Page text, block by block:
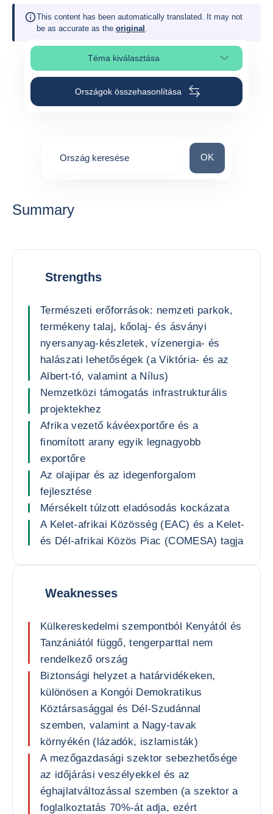
This content has been automatically translated. It may not
be as accurate as the original .
Téma kiválasztásaOldalszakasz kiválasztása
Országok összehasonlítása
Ország keresése Ország keresése
OK
Summary
Strengths
Természeti erőforrások: nemzeti parkok,
termékeny talaj, kőolaj- és ásványi
nyersanyag-készletek, vízenergia- és
halászati lehetőségek (a Viktória- és az
Albert-tó, valamint a Nílus)
Nemzetközi támogatás infrastrukturális
projektekhez
Afrika vezető kávéexportőre és a
finomított arany egyik legnagyobb
exportőre
Az olajipar és az idegenforgalom
fejlesztése
Mérsékelt túlzott eladósodás kockázata
A Kelet-afrikai Közösség (EAC) és a Kelet-
és Dél-afrikai Közös Piac (COMESA) tagja
Weaknesses
Külkereskedelmi szempontból Kenyától és
Tanzániától függő, tengerparttal nem
rendelkező ország
Biztonsági helyzet a határvidékeken,
különösen a Kongói Demokratikus
Köztársasággal és Dél-Szudánnal
szemben, valamint a Nagy-tavak
környékén (lázadók, iszlamisták)
A mezőgazdasági szektor sebezhetősége
az időjárási veszélyekkel és az
éghajlatváltozással szemben (a szektor a
foglalkoztatás 70%-át adja, ezért